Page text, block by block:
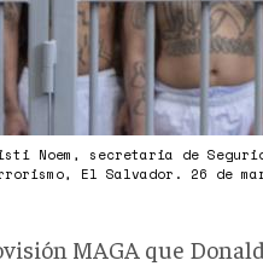
Noem, secretaria de
El Salvador. 26 de
MAGA que